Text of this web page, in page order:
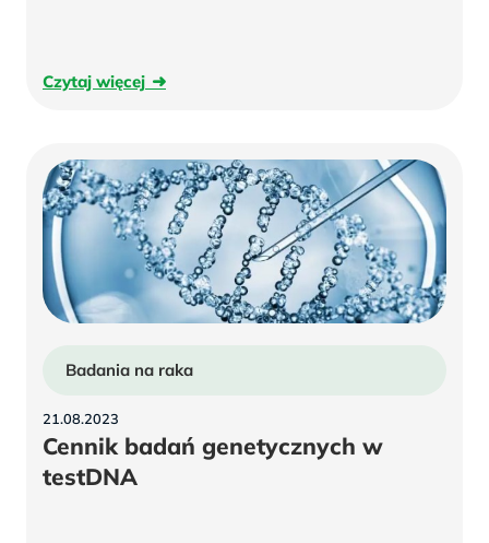
Czytaj więcejCzytaj
Badania na raka
21.08.2023
Cennik badań genetycznych w
testDNA